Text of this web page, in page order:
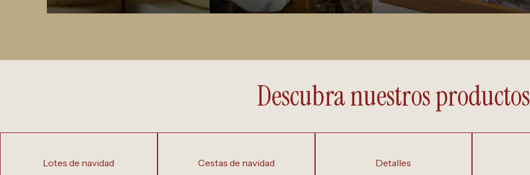
Descubra nuestros productos
lotes de navidad cestas de navidad detalles